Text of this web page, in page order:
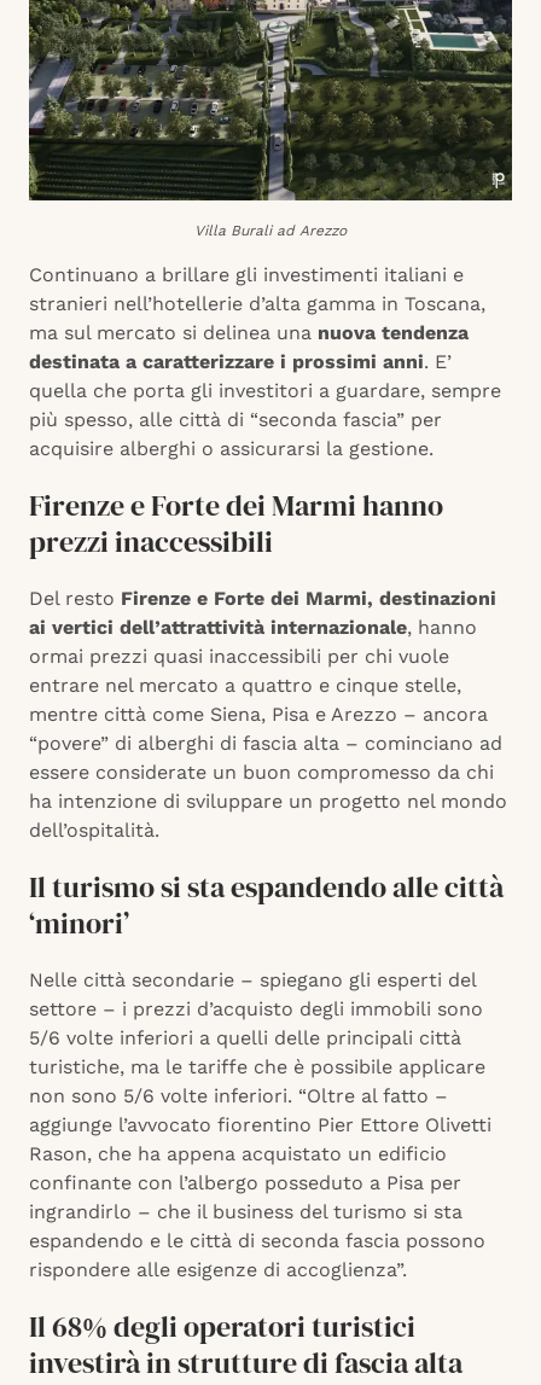
Villa Burali ad Arezzo
Continuano a brillare gli investimenti italiani e
stranieri nell’hotellerie d’alta gamma in Toscana,
ma sul mercato si delinea una nuova tendenza
destinata a caratterizzare i prossimi anni. E’
quella che porta gli investitori a guardare, sempre
più spesso, alle città di “seconda fascia” per
acquisire alberghi o assicurarsi la gestione.
Firenze e Forte dei Marmi hanno
prezzi inaccessibili
Del resto Firenze e Forte dei Marmi, destinazioni
ai vertici dell’attrattività internazionale, hanno
ormai prezzi quasi inaccessibili per chi vuole
entrare nel mercato a quattro e cinque stelle,
mentre città come Siena, Pisa e Arezzo – ancora
“povere” di alberghi di fascia alta – cominciano ad
essere considerate un buon compromesso da chi
ha intenzione di sviluppare un progetto nel mondo
dell’ospitalità.
Il turismo si sta espandendo alle città
‘minori’
Nelle città secondarie – spiegano gli esperti del
settore – i prezzi d’acquisto degli immobili sono
5/6 volte inferiori a quelli delle principali città
turistiche, ma le tariffe che è possibile applicare
non sono 5/6 volte inferiori. “Oltre al fatto –
aggiunge l’avvocato fiorentino Pier Ettore Olivetti
Rason, che ha appena acquistato un edificio
confinante con l’albergo posseduto a Pisa per
ingrandirlo – che il business del turismo si sta
espandendo e le città di seconda fascia possono
rispondere alle esigenze di accoglienza”.
Il 68% degli operatori turistici
investirà in strutture di fascia alta